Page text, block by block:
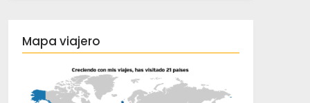
Mapa viajero